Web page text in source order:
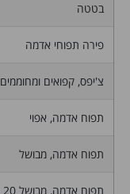
בטטה
פירה תפוחי אדמה
צ'יפס, קפואים ומחוממים
תפוח אדמה, אפוי
תפוח אדמה, מבושל
תפוח אדמה, מבושל 20 דקות